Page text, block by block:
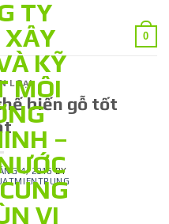
0
LOẠI
biến gỗ tốt
4, 2016 BY